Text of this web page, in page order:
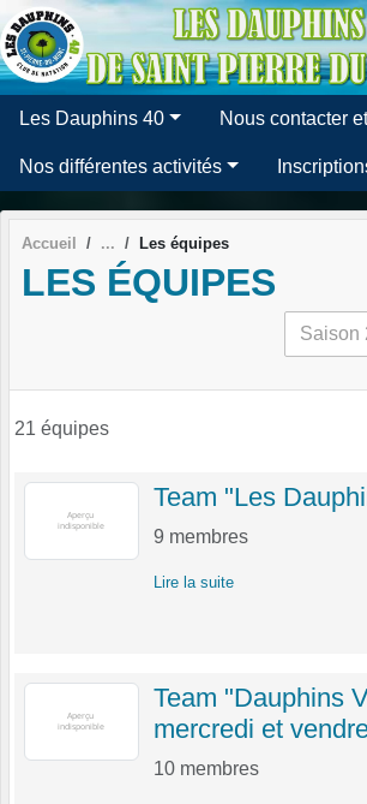
Les Dauphins 40 Nous contacter
Nos différentes activités
Accueil Les équipes
LES ÉQUIPES
21 équipes
Team "Les
9 membres
Lire la suite
Team "Dauphins
mercredi et
10 membres
Panneau de gestion des cookies